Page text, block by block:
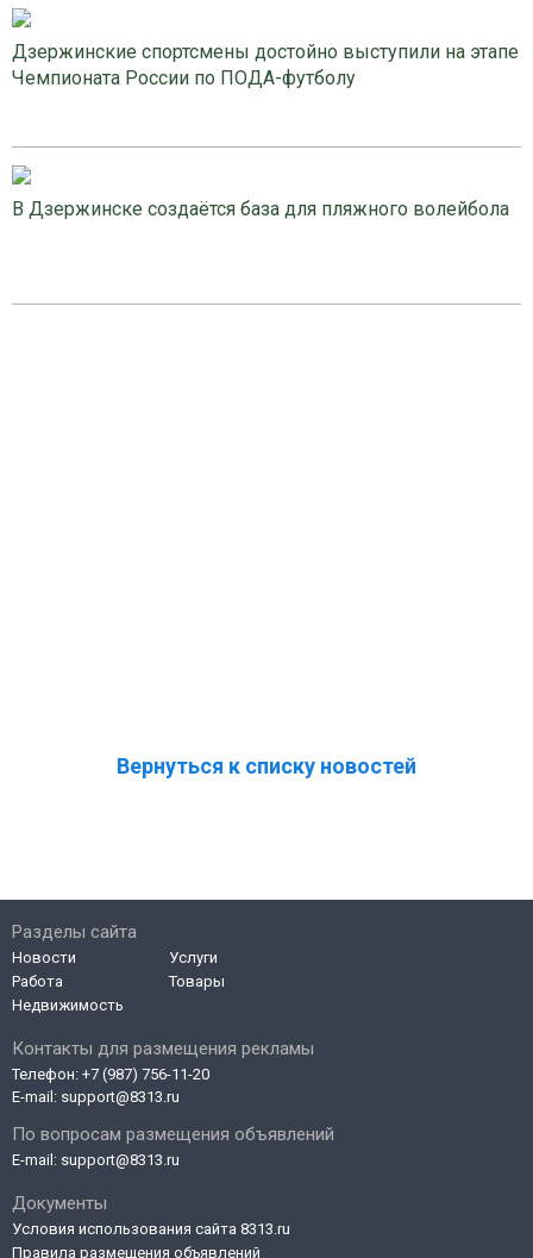
Дзержинские спортсмены достойно выступили на этапе
Чемпионата России по ПОДА-футболу
В Дзержинске создаётся база для пляжного волейбола
Вернуться к списку новостей
Контакты для размещения рекламы
Телефон: +7 (987) 756-11-20
E-mail: support@8313.ru
По вопросам размещения объявлений
E-mail: support@8313.ru
Документы
Условия использования сайта 8313.ru
Правила размещения объявлений
Разделы сайта
Новости
Работа
Недвижимость
Услуги
Товары